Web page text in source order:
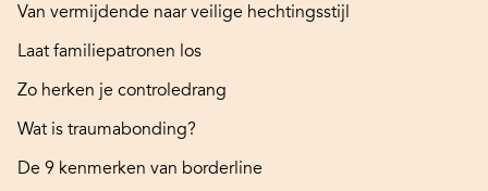
Van vermijdende naar veilige hechtingsstijl
Laat familiepatronen los
Zo herken je controledrang
Wat is traumabonding?
De 9 kenmerken van borderline